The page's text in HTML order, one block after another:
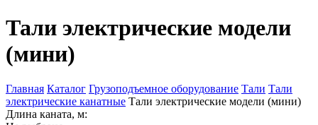
Тали электрические модели
(мини)
Главная Каталог Грузоподъемное оборудование Тали Тали
электрические канатные Тали электрические модели (мини)
Длина каната, м: